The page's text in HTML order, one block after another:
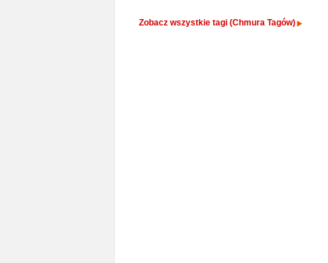
Zobacz wszystkie tagi (Chmura Tagów)